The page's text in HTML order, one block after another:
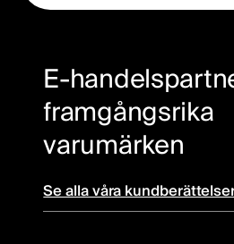
E-
framgångsrika
varumärken
Se alla våra